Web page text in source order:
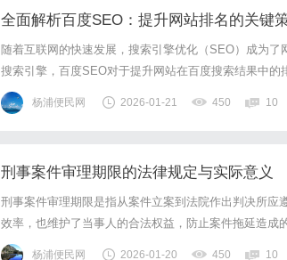
全面解析百度SEO：提升网站排名的关键
随着互联网的快速发展，搜索引擎优化（SEO）成为
搜索引擎，百度SEO对于提升网站在百度搜索结果中的
核心优化策略以及实用技巧三个方面，全面解析如何有
本概念是掌握优化技巧的前提。百度SEO指的是通过针
杨浦便民网 2026-01-21 450 10
刑事案件审理期限的法律规定与实际意义
刑事案件审理期限是指从案件立案到法院作出判决所
效率，也维护了当事人的合法权益，防止案件拖延造
以及其在司法实践中的重要作用三个方面进行探讨。首
杨浦便民网 2026-01-20 450 10